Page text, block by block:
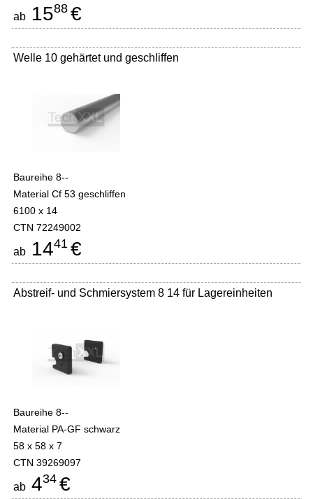
ab 1588 €
Welle 10 gehärtet und geschliffen
Baureihe 8--
Material Cf 53 geschliffen
6100 x 14
CTN 72249002
ab 1441 €
Abstreif- und Schmiersystem 8 14 für Lagereinheiten
Baureihe 8--
Material PA-GF schwarz
58 x 58 x 7
CTN 39269097
ab 434 €